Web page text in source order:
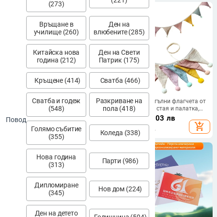
Външни PVC водоустойчиви
триъгълни знаменца за рождени
дни, цветни мини флагчета в
гирлянд за окачване, с печат на
6.29€/12.30 лв
add_shopping_cart
Велурени триъгълни флагчета от
плат за детска стая и палатка,
цветни флагчета и котешки
мотив
10.75€/21.03 лв
add_shopping_cart
Повод
(273)
Връщане в
училище (260)
Ден на
влюбените (285)
Китайска нова
година (212)
Ден на Свети
Патрик (175)
Кръщене (414) Сватба (466)
Сватба и годеж
(548)
Разкриване на
пола (418)
Голямо събитие
(355)
Коледа (338)
Нова година
(313)
Парти (986)
Дипломиране
(345)
Нов дом (224)
Ден на детето